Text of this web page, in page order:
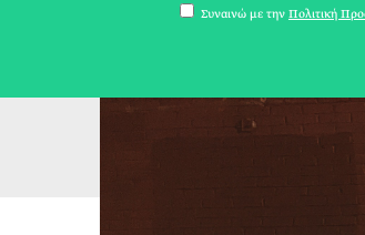
Συναινώ με την Πολιτική